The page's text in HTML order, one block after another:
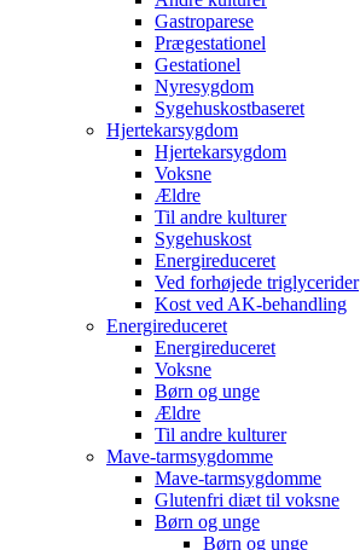
Gastroparese
Prægestationel
Gestationel
Nyresygdom
Sygehuskostbaseret
Hjertekarsygdom
Hjertekarsygdom
Voksne
Ældre
Til andre kulturer
Sygehuskost
Energireduceret
Ved forhøjede triglycerider
Kost ved AK-behandling
Energireduceret
Energireduceret
Voksne
Børn og unge
Ældre
Til andre kulturer
Mave-tarmsygdomme
Mave-tarmsygdomme
Glutenfri diæt til voksne
Børn og unge
Børn og unge